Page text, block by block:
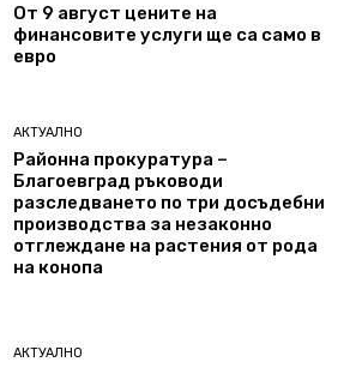
От 9 август цените на
финансовите услуги ще са само в
евро
АКТУАЛНО
Районна прокуратура –
Благоевград ръководи
разследването по три досъдебни
производства за незаконно
отглеждане на растения от рода
на конопа
АКТУАЛНО